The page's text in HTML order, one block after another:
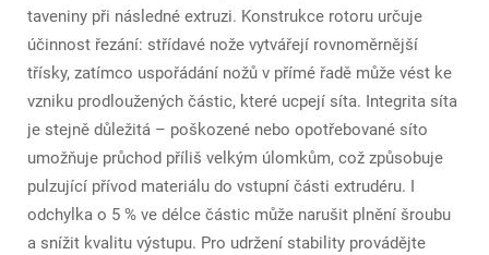
taveniny při následné extruzi. Konstrukce rotoru určuje
účinnost řezání: střídavé nože vytvářejí rovnoměrnější
třísky, zatímco uspořádání nožů v přímé řadě může vést ke
vzniku prodloužených částic, které ucpejí síta. Integrita síta
je stejně důležitá – poškozené nebo opotřebované síto
umožňuje průchod příliš velkým úlomkům, což způsobuje
pulzující přívod materiálu do vstupní části extrudéru. I
odchylka o 5 % ve délce částic může narušit plnění šroubu
a snížit kvalitu výstupu. Pro udržení stability provádějte